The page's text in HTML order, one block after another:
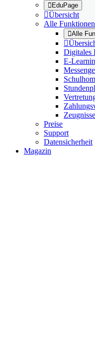
 EduPage
Übersicht
Alle Funktionen
Alle

Digitales
E-
Zeugnisse
Preise
Support
Datensicherheit
Magazin